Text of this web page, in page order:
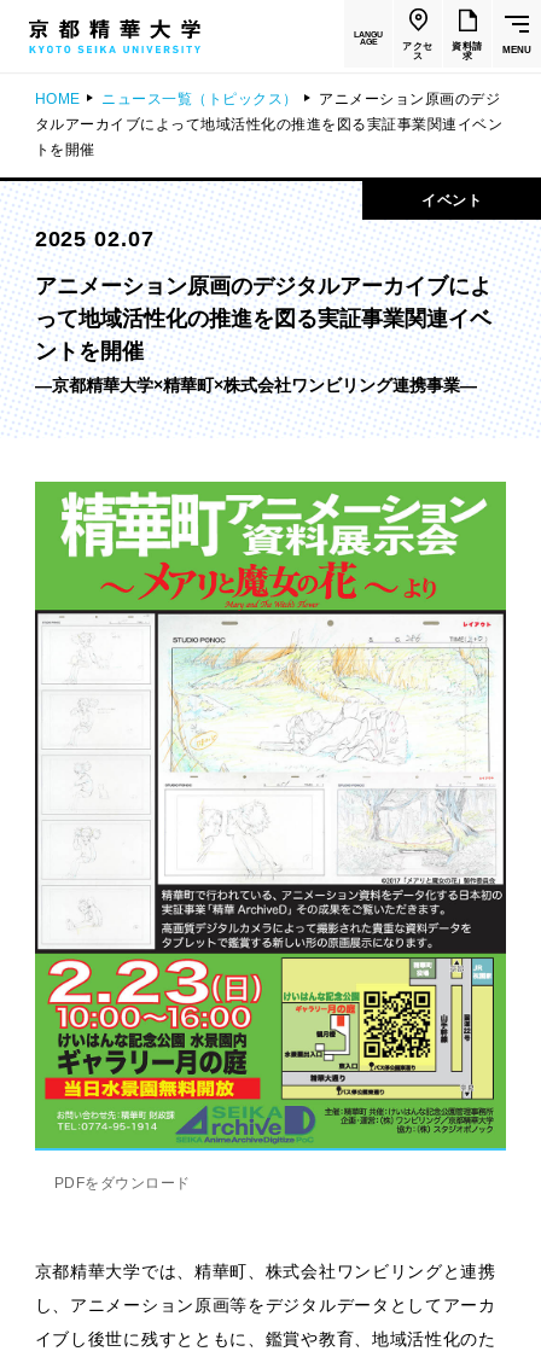
LANGU
AGE
アクセ
ス
資料請
求
MENU
HOME ニュース一覧（トピックス）
アニメーション原画のデジ
タルアーカイブによって地域活性化の推進を図る実証事業関連イベン
トを開催
イベント
2025 02.07
アニメーション原画のデジタルアーカイブによ
って地域活性化の推進を図る実証事業関連イベ
ントを開催
—京都精華大学×精華町×株式会社ワンビリング連携事業—
PDFをダウンロード
京都精華大学では、精華町、株式会社ワンビリングと連携
し、アニメーション原画等をデジタルデータとしてアーカ
イブし後世に残すとともに、鑑賞や教育、地域活性化のた